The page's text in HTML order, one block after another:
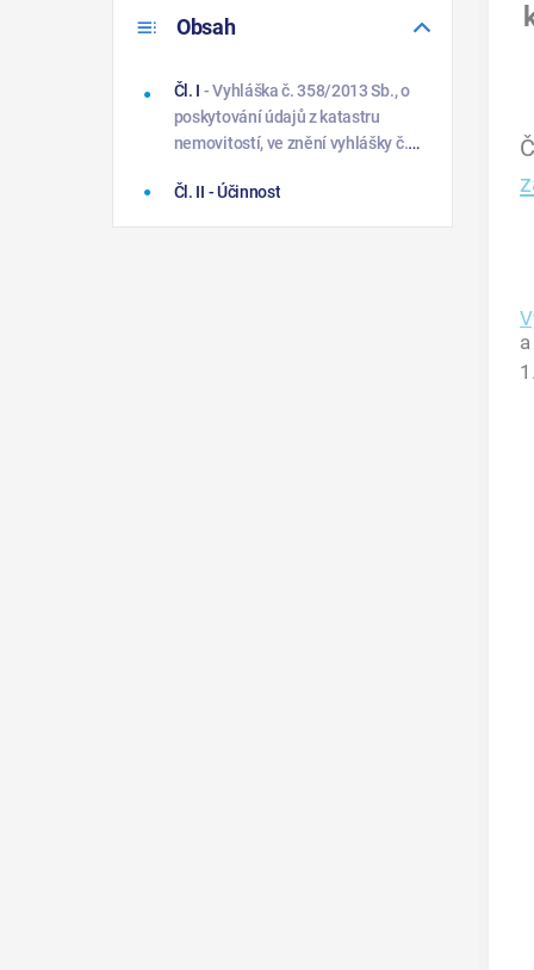
Obsah
Čl. I - Vyhláška č. 358/2013 Sb., o
poskytování údajů z katastru
nemovitostí, ve znění vyhlášky č.
256/2018 Sb., se mění takto:
Čl. II - Účinnost
1.